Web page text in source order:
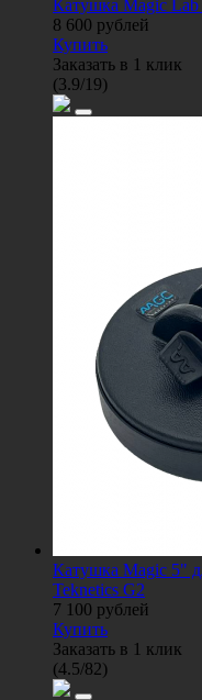
Катушка Magic Lab
8 600 рублей
Купить
Заказать в 1 клик
(3.9/19)
Катушка Magic 5"
Teknetics G2
7 100 рублей
Купить
Заказать в 1 клик
(4.5/82)